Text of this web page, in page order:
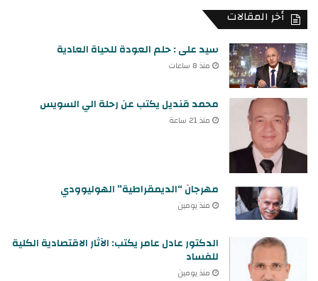
أخر المقالات
سيد على : حلم العودة للحياة العادية
منذ 8 ساعات
محمد قنديل يكتب عن رحلة الي السويس
منذ 21 ساعة
مهرجان “الديمقراطية” الهوليوودي
منذ يومين
الدكتور عادل عامر يكتب: الآثار الاقتصادية الكلية
للفساد
منذ يومين